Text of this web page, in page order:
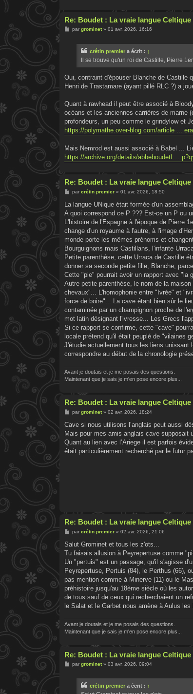
Re: Boudet : La vraie langue
Mpar grominet» 01 avr. 2026, 16:16
crétin premier a écrit : ↑
Il se trouve qu'un roi de Castille, Pierre
Oui, contraint d'épouser Blanche de Castille
Henri de Trastamare (ayant pillé RLC ?) a
Quant à rawhead il peut être associé à
océans et les anciennes carrières de marne
profondeurs, un peu comme le grindylow et
https://polymathe.over-blog.com/article ...
Mais Nemrod est aussi associé à Babel ...
https://archive.org/details/abbeboudetl ...
Re: Boudet : La vraie langue
M
s
a
g
par crétin premier» 01 avr. 2026, 18:50
La langue UNique était formée d'un
A quoi correspond ce P ??? Est-ce un P ou
L'histoire de l'Espagne à l'époque de Pierre
change d'un royaume à l'autre, à l'image
monde porte les mêmes prénoms et
Bourguignons mais Castillans, l'infante
Petite parenthèse, cette Urraca de Castille
donner sa seconde petite fille, Blanche,
Cette "pie" pourrait avoir un rapport avec "la
Autre petite parenthèse, le nom de la
chevaux"... L'homophonie entre "Ivrée" et
force de boire"... La cave étant bien sûr le
contaminée par un champignon proche de
mot latin désignant l'ivresse... Les Grecs
Si ce rapport se confirme, cette "cave"
locale prétend qu'il était peuplé de "vilaines
J'étudie actuellement tous les liens unissant
correspondre au début de la chronologie
Avant je doutais et je me posais des questions.
Maintenant que je sais je m'en pose encore plus...
Re: Boudet : La vraie langue
M
s
a
g
par grominet» 02 avr. 2026, 18:24
Cave si nous utilisons l’anglais peut aussi
Mais pour mes amis anglais cave supposait
Quant au lien avec l’Ariege il est parfois
était particulièrement recherché par le futur
Re: Boudet : La vraie langue
M
s
a
g
par crétin premier» 02 avr. 2026, 21:06
Salut Grominet et tous les z'ots...
Tu faisais allusion à Peyrepertuse comme
Un "pertuis" est un passage, qu'il s'agisse
Peyrepertuse, Pertuis (84), le Perthus (66),
pas mention comme à Minerve (11) ou le
préhistoire jusqu'au 18ème siècle où les
de tous sauf de ceux qui recherchaient un
le Salat et le Garbet nous amène à Aulus
Avant je doutais et je me posais des questions.
Maintenant que je sais je m'en pose encore plus...
Re: Boudet : La vraie langue
Mpar grominet» 03 avr. 2026, 09:04
crétin premier a écrit : ↑